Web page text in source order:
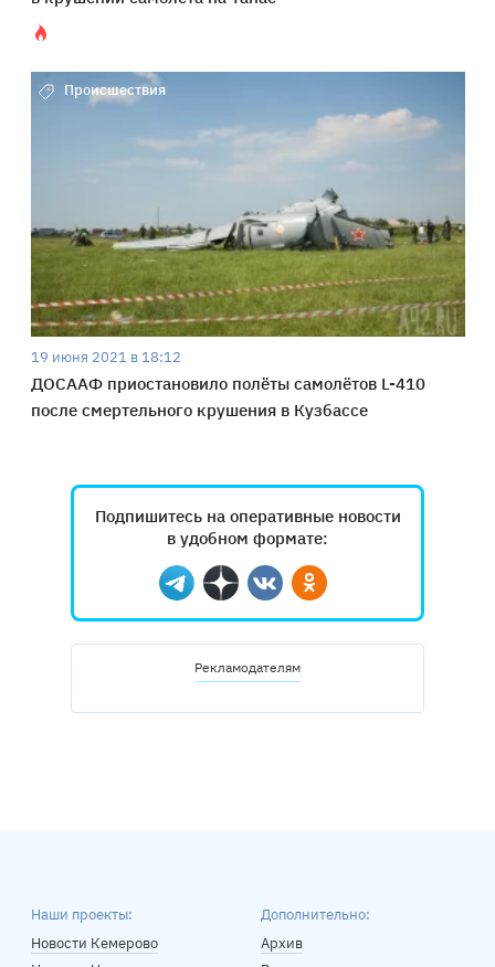
Происшествия
19 июня 2021 в 18:12
ДОСААФ приостановило полёты самолётов L-410
после смертельного крушения в Кузбассе
Подпишитесь на оперативные новости
в удобном формате:
Telegram
ДзенВконтактеОдноклассники
Рекламодателям
Наши проекты:
Новости Кемерово
Дополнительно:
Архив